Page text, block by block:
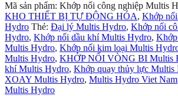
Mã sản phẩm: Khớp nối công nghiệp Multis
KHO THIẾT BỊ TỰ ĐỘNG HÓA, Khớp
Hydro Thẻ: Đại lý Multis Hydro, Khớp nối
Hydro, Khớp nối dầu khí Multis Hydro,
Multis Hydro, Khớp nối kim loại Multis
Multis Hydro, KHỚP NỐI VÒNG BI Multis
khí Multis Hydro, Khớp quay thủy lực Multis
XOAY Multis Hydro, Multis Hydro Viet Nam
Multis Hydro